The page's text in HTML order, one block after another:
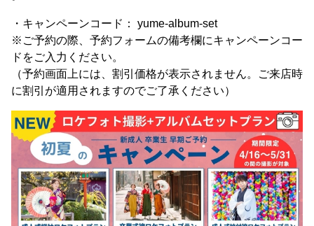
・キャンペーンコード： yume-album-set
※ご予約の際、予約フォームの備考欄にキャンペーンコー
ドをご入力ください。
（予約画面上には、割引価格が表示されません。ご来店時
に割引が適用されますのでご了承ください）